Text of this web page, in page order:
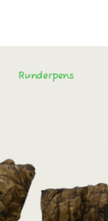
Runderpens